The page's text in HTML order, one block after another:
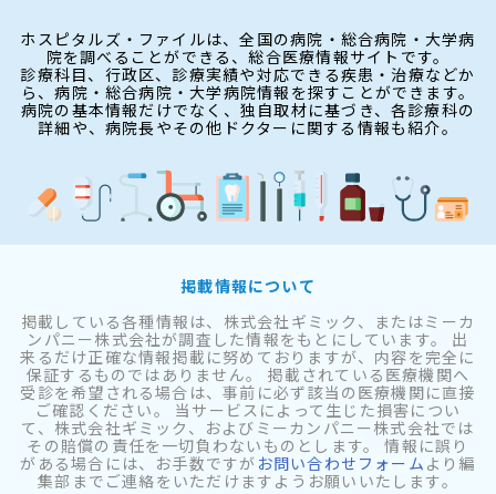
ホスピタルズ・ファイルは、全国の病院・総合病院・大学病
院を調べることができる、総合医療情報サイトです。
診療科目、行政区、診療実績や対応できる疾患・治療などか
ら、病院・総合病院・大学病院情報を探すことができます。
病院の基本情報だけでなく、独自取材に基づき、各診療科の
詳細や、病院長やその他ドクターに関する情報も紹介。
掲載情報について
掲載している各種情報は、株式会社ギミック、またはミーカ
ンパニー株式会社が調査した情報をもとにしています。 出
来るだけ正確な情報掲載に努めておりますが、内容を完全に
保証するものではありません。 掲載されている医療機関へ
受診を希望される場合は、事前に必ず該当の医療機関に直接
ご確認ください。 当サービスによって生じた損害につい
て、株式会社ギミック、およびミーカンパニー株式会社では
その賠償の責任を一切負わないものとします。 情報に誤り
がある場合には、お手数ですが お問い合わせフォーム より編
集部までご連絡をいただけますようお願いいたします。